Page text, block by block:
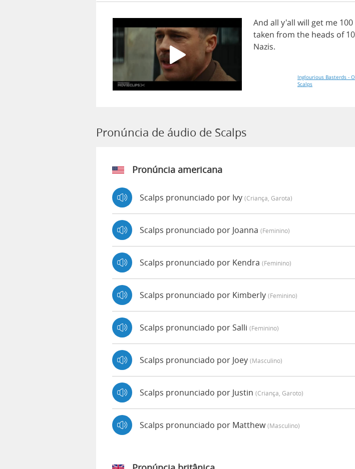
And all y'all will get me 100
taken from the heads of
Nazis.
Inglourious Basterds -
Scalps
Pronúncia de áudio de Scalps
Pronúncia americana
Scalps pronunciado por Ivy (criança, Garota)
Scalps pronunciado por Joanna (feminino)
Scalps pronunciado por Kendra (feminino)
Scalps pronunciado por Kimberly (feminino)
Scalps pronunciado por Salli (feminino)
Scalps pronunciado por Joey (masculino)
Scalps pronunciado por Justin (criança, Garoto)
Scalps pronunciado por Matthew(masculino)